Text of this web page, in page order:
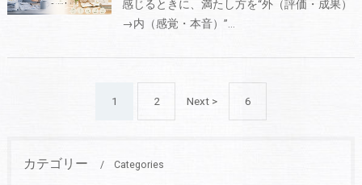
感じるときに、満たし方を“外（評価・成果）
→内（感覚・本音）”…
1 2 Next > 6
カテゴリー Categories